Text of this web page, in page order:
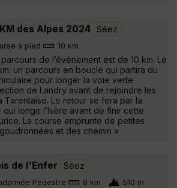
des Alpes 2024 Séez
à pied 10 km
parcours de l’évènement est de 10 km. Le
un parcours en boucle qui partira du
pour longer la voie verte
de Landry avant de rejoindre les
Tarentaise. Le retour se fera par la
longe l’Isère avant de finir cette
La course emprunte de petites
et des chemin »
de l'Enfer Séez
Pédestre 8 km 510 m